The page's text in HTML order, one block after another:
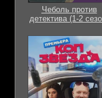
Чеболь против
детектива (1-2